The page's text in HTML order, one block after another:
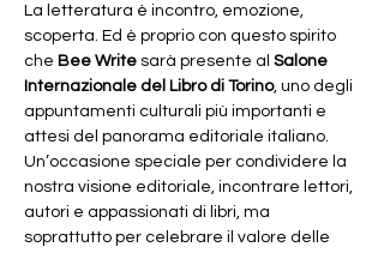
La letteratura è incontro, emozione,
scoperta. Ed è proprio con questo spirito
che Bee Write sarà presente al Salone
Internazionale del Libro di Torino, uno degli
appuntamenti culturali più importanti e
attesi del panorama editoriale italiano.
Un’occasione speciale per condividere la
nostra visione editoriale, incontrare lettori,
autori e appassionati di libri, ma
soprattutto per celebrare il valore delle